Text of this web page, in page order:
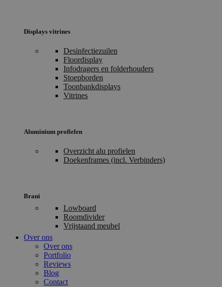
Displays vitrines
Desinfectiezuilen
Floordisplay
Infodragers en folderhouders
Stoepborden
Toonbankdisplays
Vitrines
Aluminium profielen
Overzicht alu profielen
Doekenframes (incl. Verbinders)
Brani
Lowboard
Roomdivider
Vrijstaand meubel
Over ons
Over ons
Portfolio
Reviews
Blog
Contact